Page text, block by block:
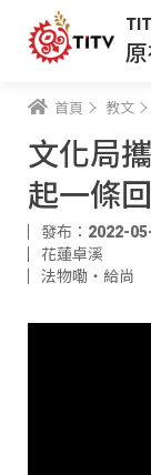
首頁 教文
文化局
起一條
發布：2022-
花蓮卓溪
法物嘞‧給尚